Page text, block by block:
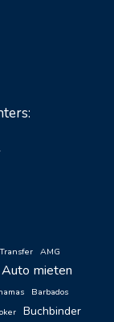
AMG
Auto mieten
Barbados
Buchbinder